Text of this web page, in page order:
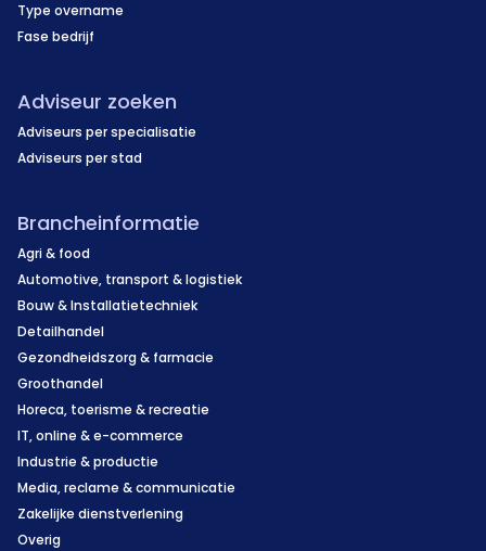
Type overname
Fase bedrijf
Adviseur zoeken
Adviseurs per specialisatie
Adviseurs per stad
Brancheinformatie
Agri & food
Automotive, transport & logistiek
Bouw & Installatietechniek
Detailhandel
Gezondheidszorg & farmacie
Groothandel
Horeca, toerisme & recreatie
IT, online & e-commerce
Industrie & productie
Media, reclame & communicatie
Zakelijke dienstverlening
Overig